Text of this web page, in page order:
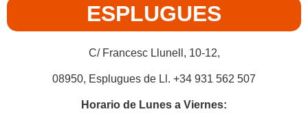
ESPLUGUES
C/ Francesc Llunell, 10-12,
08950, Esplugues de Ll. +34 931 562 507
Horario de Lunes a Viernes: